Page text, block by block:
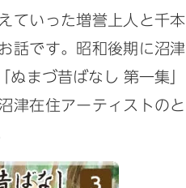
ていった増誉上人と千本
話です。昭和後期に沼津
ぬまづ昔ばなし 第一集」
津在住アーティストのと